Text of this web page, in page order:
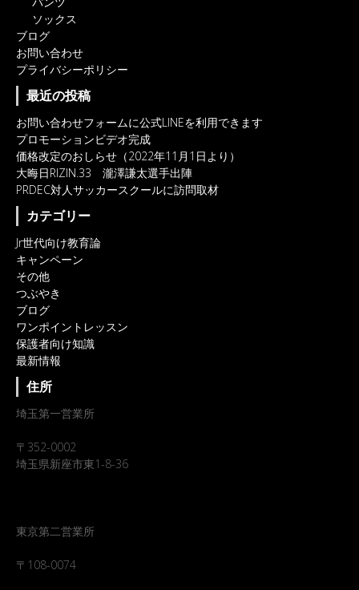
ソックス
ブログ
お問い合わせ
プライバシーポリシー
最近の投稿
お問い合わせフォームに公式LINEを利用できます
プロモーションビデオ完成
価格改定のおしらせ（2022年11月1日より）
大晦日RIZIN.33 瀧澤謙太選手出陣
PRDEC対人サッカースクールに訪問取材
カテゴリー
Jr世代向け教育論
キャンペーン
その他
つぶやき
ブログ
ワンポイントレッスン
保護者向け知識
最新情報
住所
埼玉第一営業所
〒352-0002
埼玉県新座市東1-8-36
東京第二営業所
〒108-0074